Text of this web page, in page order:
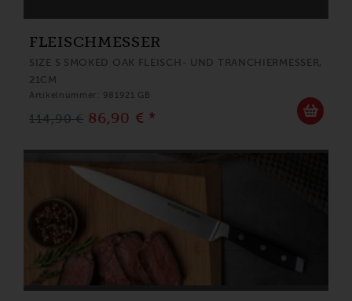
FLEISCHMESSER
SIZE S SMOKED OAK FLEISCH- UND TRANCHIERMESSER,
21CM
Artikelnummer: 981921 GB
114,90 € 86,90 € *